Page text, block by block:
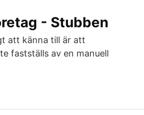
- Stubben
att känna till är att
fastställs av en manuell